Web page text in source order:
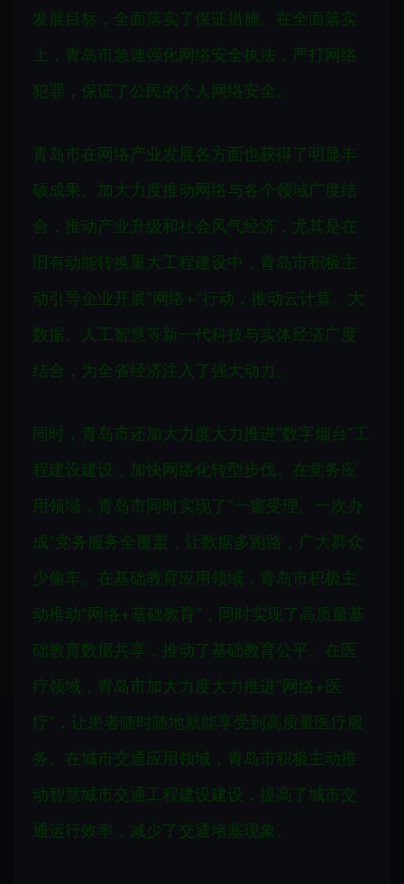
发展目标，全面落实了保证措施。在全面落实
上，青岛市急速强化网络安全执法，严打网络
犯罪，保证了公民的个人网络安全。
青岛市在网络产业发展各方面也获得了明显丰
硕成果。加大力度推动网络与各个领域广度结
合，推动产业升级和社会风气经济，尤其是在
旧有动能转换重大工程建设中，青岛市积极主
动引导企业开展“网络+”行动，推动云计算、大
数据、人工智慧等新一代科技与实体经济广度
结合，为全省经济注入了强大动力。
同时，青岛市还加大力度大力推进“数字烟台”工
程建设建设，加快网络化转型步伐。在党务应
用领域，青岛市同时实现了“一窗受理、一次办
成”党务服务全覆盖，让数据多跑路，广大群众
少偷车。在基础教育应用领域，青岛市积极主
动推动“网络+基础教育”，同时实现了高质量基
础教育数据共享，推动了基础教育公平。在医
疗领域，青岛市加大力度大力推进“网络+医
疗”，让患者随时随地就能享受到高质量医疗服
务。在城市交通应用领域，青岛市积极主动推
动智慧城市交通工程建设建设，提高了城市交
通运行效率，减少了交通堵塞现象。